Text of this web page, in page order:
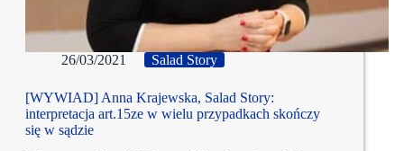
26/03/2021 Salad Story
[WYWIAD] Anna Krajewska, Salad Story:
interpretacja art.15ze w wielu przypadkach skończy
się w sądzie